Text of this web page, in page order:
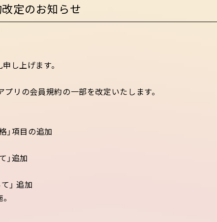
定のお知らせ
し上げます。
リの会員規約の一部を改定いたします。
」項目の追加
」追加
」 追加